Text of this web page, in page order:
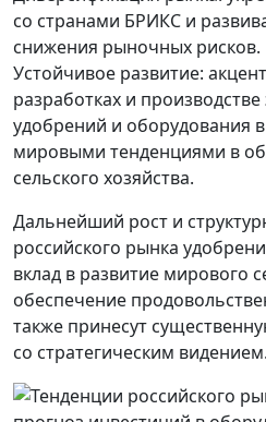
со странами БРИКС и
снижения рыночных рисков.
Устойчивое развитие:
разработках и
удобрений и оборудования в
мировыми тенденциями в
сельского хозяйства.
Дальнейший рост и
российского рынка
вклад в развитие мирового
обеспечение
также принесут
со стратегическим видением.